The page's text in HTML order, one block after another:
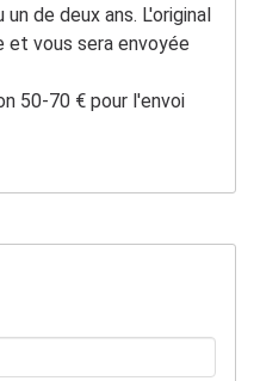
de deux ans. L'original
et vous sera envoyée
50-70 € pour l'envoi